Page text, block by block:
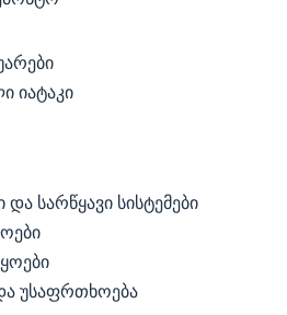
იატაკი
სარწყავი სისტემები
უსაფრთხოება